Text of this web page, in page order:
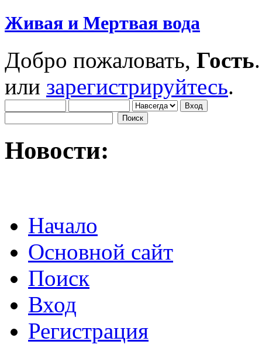
Живая и Мертвая вода
Добро пожаловать, Гость
или зарегистрируйтесь.
Новости:
Начало
Основной сайт
Поиск
Вход
Регистрация